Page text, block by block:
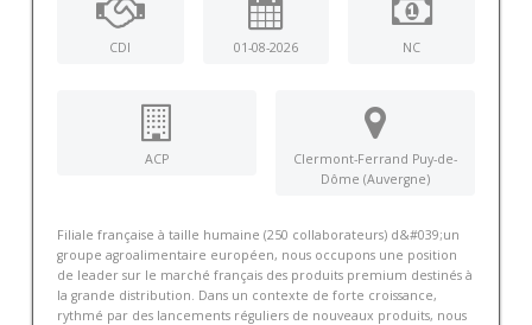
CDI 01-08-2026 NC
ACP
Clermont-Ferrand Puy-de-
Dôme (Auvergne)
Filiale française à taille humaine (250 collaborateurs) d&#039;un
groupe agroalimentaire européen, nous occupons une position
de leader sur le marché français des produits premium destinés à
la grande distribution. Dans un contexte de forte croissance,
rythmé par des lancements réguliers de nouveaux produits, nous